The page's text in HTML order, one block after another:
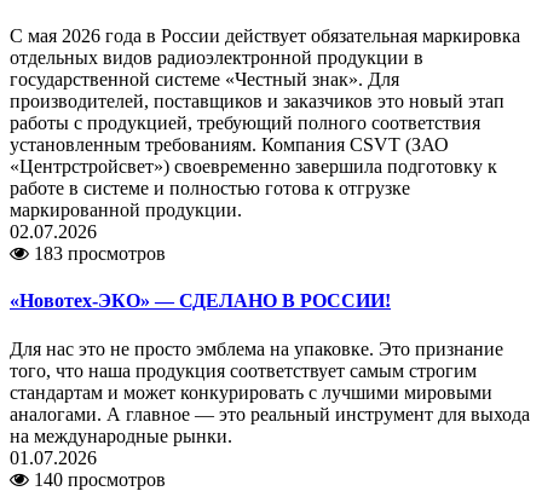
С мая 2026 года в России действует обязательная маркировка
отдельных видов радиоэлектронной продукции в
государственной системе «Честный знак». Для
производителей, поставщиков и заказчиков это новый этап
работы с продукцией, требующий полного соответствия
установленным требованиям. Компания CSVT (ЗАО
«Центрстройсвет») своевременно завершила подготовку к
работе в системе и полностью готова к отгрузке
маркированной продукции.
02.07.2026
183 просмотров
«Новотех-ЭКО» — СДЕЛАНО В РОССИИ!
Для нас это не просто эмблема на упаковке. Это признание
того, что наша продукция соответствует самым строгим
стандартам и может конкурировать с лучшими мировыми
аналогами. А главное — это реальный инструмент для выхода
на международные рынки.
01.07.2026
140 просмотров